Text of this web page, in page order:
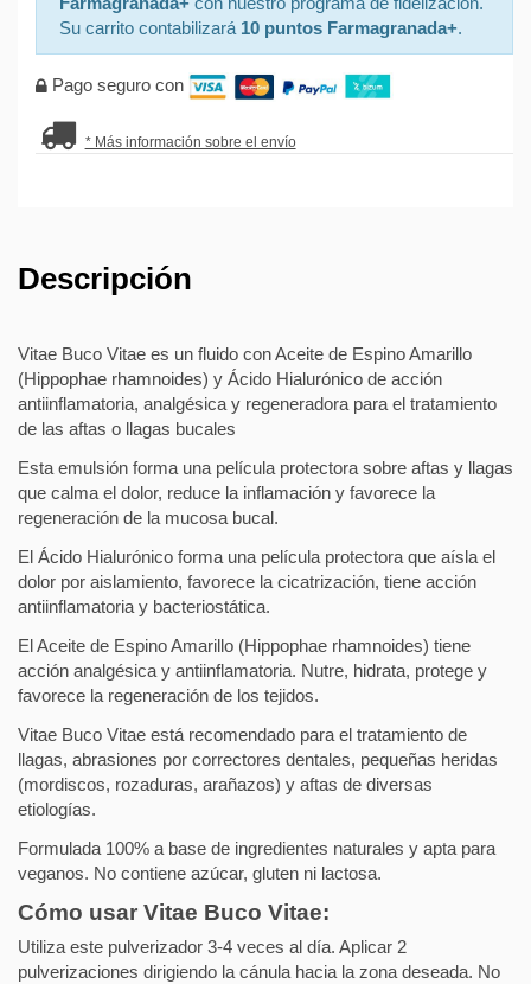
Su carrito contabilizará 10 puntos Farmagranada+.
Pago seguro con
* Más información sobre el envío
Descripción
Vitae Buco Vitae es un fluido con Aceite de Espino Amarillo
(Hippophae rhamnoides) y Ácido Hialurónico de acción
antiinflamatoria, analgésica y regeneradora para el tratamiento
de las aftas o llagas bucales
Esta emulsión forma una película protectora sobre aftas y llagas
que calma el dolor, reduce la inflamación y favorece la
regeneración de la mucosa bucal.
El Ácido Hialurónico forma una película protectora que aísla el
dolor por aislamiento, favorece la cicatrización, tiene acción
antiinflamatoria y bacteriostática.
El Aceite de Espino Amarillo (Hippophae rhamnoides) tiene
acción analgésica y antiinflamatoria. Nutre, hidrata, protege y
favorece la regeneración de los tejidos.
Vitae Buco Vitae está recomendado para el tratamiento de
llagas, abrasiones por correctores dentales, pequeñas heridas
(mordiscos, rozaduras, arañazos) y aftas de diversas
etiologías.
Formulada 100% a base de ingredientes naturales y apta para
veganos. No contiene azúcar, gluten ni lactosa.
Cómo usar Vitae Buco Vitae:
Utiliza este pulverizador 3-4 veces al día. Aplicar 2
pulverizaciones dirigiendo la cánula hacia la zona deseada. No